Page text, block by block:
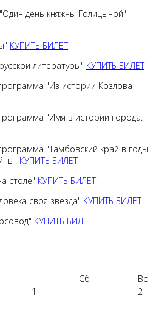
день княжны Голицыной"
КУПИТЬ БИЛЕТ
литературы" КУПИТЬ БИЛЕТ
"Из истории Козлова-
"Имя в истории города.
"Тамбовский край в годы
КУПИТЬ БИЛЕТ
столе" КУПИТЬ БИЛЕТ
своя звезда" КУПИТЬ БИЛЕТ
КУПИТЬ БИЛЕТ
Сб
Вс
1 2